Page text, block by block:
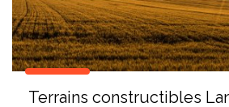
Terrains constructibles